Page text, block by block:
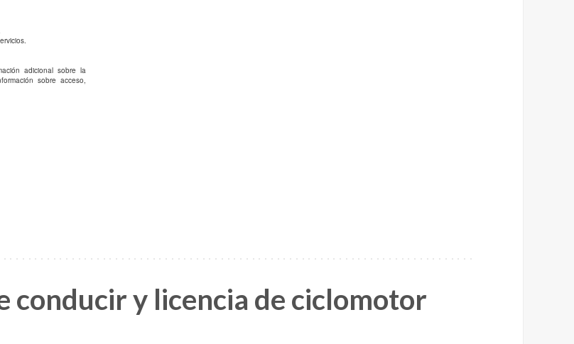
conducir y licencia de ciclomotor